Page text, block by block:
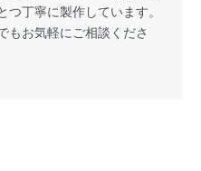
丁寧に製作しています。
もお気軽にご相談くださ